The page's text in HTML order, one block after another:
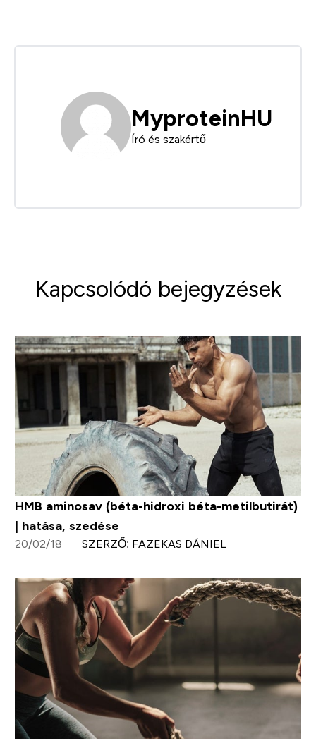
MyproteinHU
Író és szakértő
Kapcsolódó bejegyzések
HMB aminosav (béta-hidroxi béta-metilbutirát)
| hatása, szedése
20/02/18 SZERZŐ: FAZEKAS DÁNIEL